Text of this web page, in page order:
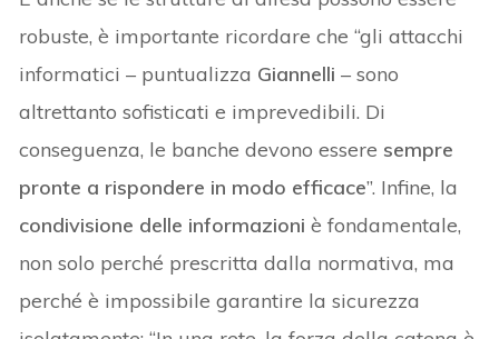
robuste, è importante ricordare che “gli attacchi
informatici – puntualizza Giannelli – sono
altrettanto sofisticati e imprevedibili. Di
conseguenza, le banche devono essere sempre
pronte a rispondere in modo efficace”. Infine, la
condivisione delle informazioniè fondamentale,
non solo perché prescritta dalla normativa, ma
perché è impossibile garantire la sicurezza